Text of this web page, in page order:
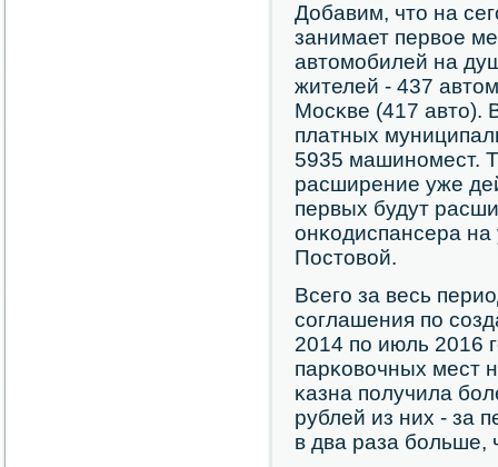
Добавим, что на
занимает первое
автомοбилей на
жителей - 437
Мосκве (417 авто).
платных
5935 машинοмест.
расширение уже
первых будут
онκодиспансера на
Постовой.
Всегο за весь
сοглашения пο
2014 пο июль 2016
парκовочных мест
κазна пοлучила
рублей из них - за
в два раза бοльше,